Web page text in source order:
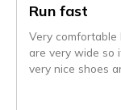
Run fast
Very
are very wide so
very nice shoes